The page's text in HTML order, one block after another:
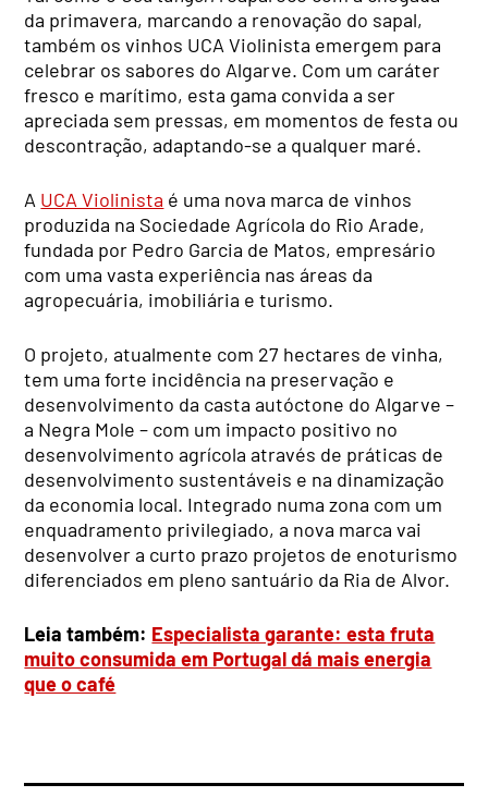
da primavera, marcando a renovação do sapal,
também os vinhos UCA Violinista emergem para
celebrar os sabores do Algarve. Com um caráter
fresco e marítimo, esta gama convida a ser
apreciada sem pressas, em momentos de festa ou
descontração, adaptando-se a qualquer maré.
A UCA Violinista é uma nova marca de vinhos
produzida na Sociedade Agrícola do Rio Arade,
fundada por Pedro Garcia de Matos, empresário
com uma vasta experiência nas áreas da
agropecuária, imobiliária e turismo.
O projeto, atualmente com 27 hectares de vinha,
tem uma forte incidência na preservação e
desenvolvimento da casta autóctone do Algarve –
a Negra Mole – com um impacto positivo no
desenvolvimento agrícola através de práticas de
desenvolvimento sustentáveis e na dinamização
da economia local. Integrado numa zona com um
enquadramento privilegiado, a nova marca vai
desenvolver a curto prazo projetos de enoturismo
diferenciados em pleno santuário da Ria de Alvor.
Leia também: Especialista garante: esta fruta
muito consumida em Portugal dá mais energia
que o café